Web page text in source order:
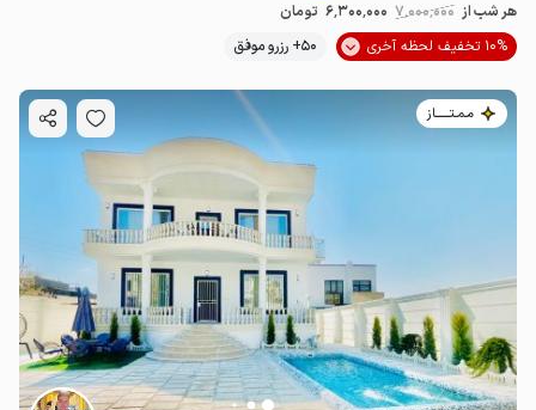
هر شب از 7٬000٬000 6٬300٬000 تومان
10% تخفیف لحظه آخری
50+ رزرو موفق
مـمـتــــــاز